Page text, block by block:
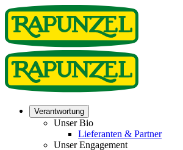
Verantwortung
Unser Bio
Lieferanten & Partner
Unser Engagement